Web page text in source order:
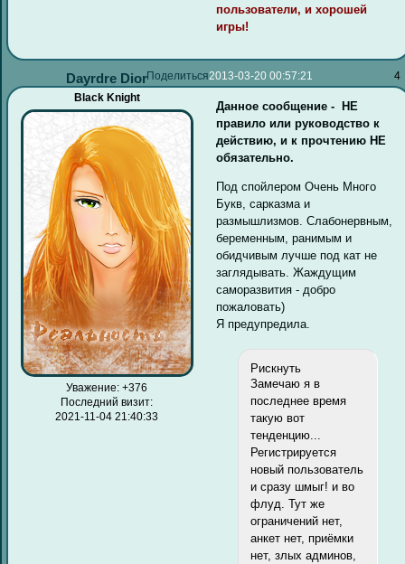
пользователи, и хорошей
игры!
Поделиться 4
2013-03-20 00:57:21
Dayrdre Dior
Black Knight
Уважение: +376
Последний визит:
2021-11-04 21:40:33
Данное сообщение - НЕ
правило или руководство к
действию, и к прочтению НЕ
обязательно.
Под спойлером Очень Много
Букв, сарказма и
размышлизмов. Слабонервным,
беременным, ранимым и
обидчивым лучше под кат не
заглядывать. Жаждущим
саморазвития - добро
пожаловать)
Я предупредила.
Рискнуть
Замечаю я в
последнее время
такую вот
тенденцию...
Регистрируется
новый пользователь
и сразу шмыг! и во
флуд. Тут же
ограничений нет,
анкет нет, приёмки
нет, злых админов,